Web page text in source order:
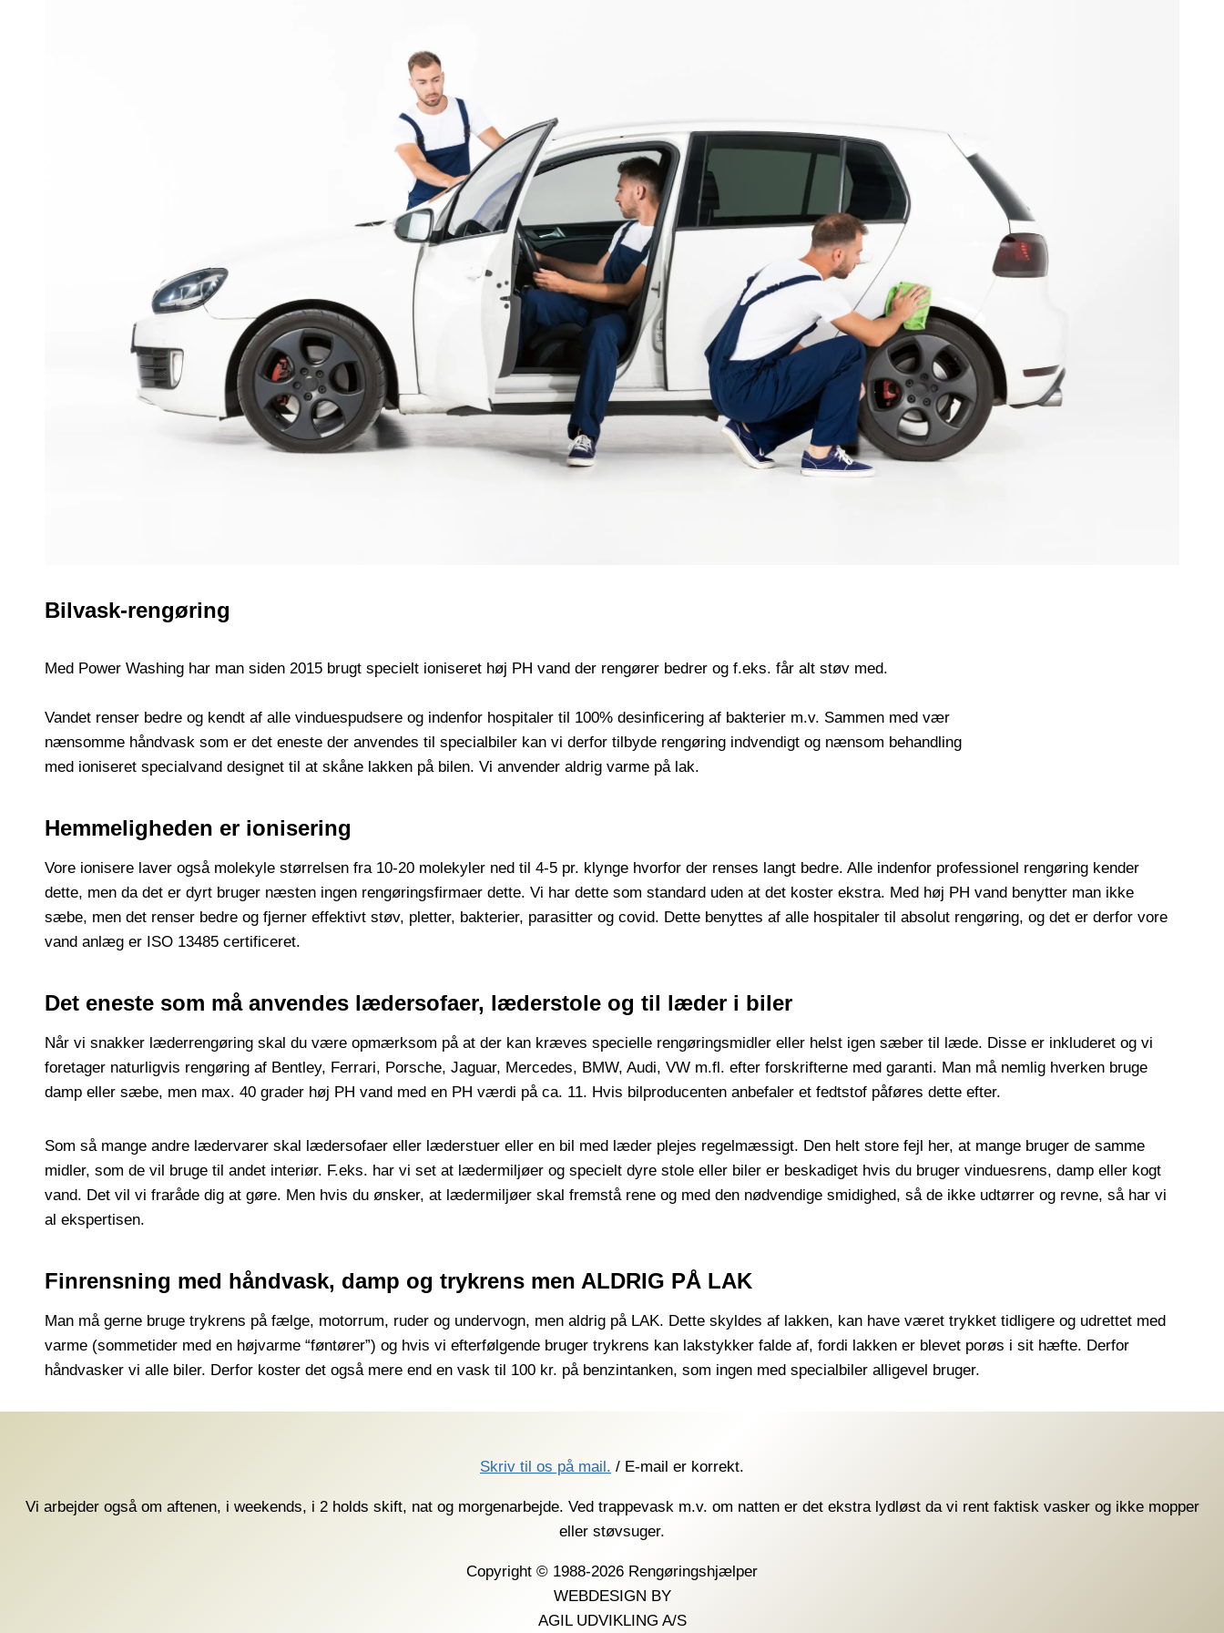
Bilvask-rengøring
Med Power Washing har man siden 2015 brugt specielt ioniseret høj PH vand der rengører bedrer og f.eks. får alt støv med.
Vandet renser bedre og kendt af alle vinduespudsere og indenfor hospitaler til 100% desinficering af bakterier m.v. Sammen med vær
nænsomme håndvask som er det eneste der anvendes til specialbiler kan vi derfor tilbyde rengøring indvendigt og nænsom behandling
med ioniseret specialvand designet til at skåne lakken på bilen. Vi anvender aldrig varme på lak.
Hemmeligheden er ionisering
Vore ionisere laver også molekyle størrelsen fra 10-20 molekyler ned til 4-5 pr. klynge hvorfor der renses langt bedre. Alle indenfor professionel rengøring kender
dette, men da det er dyrt bruger næsten ingen rengøringsfirmaer dette. Vi har dette som standard uden at det koster ekstra. Med høj PH vand benytter man ikke
sæbe, men det renser bedre og fjerner effektivt støv, pletter, bakterier, parasitter og covid. Dette benyttes af alle hospitaler til absolut rengøring, og det er derfor vore
vand anlæg er ISO 13485 certificeret.
Det eneste som må anvendes lædersofaer, læderstole og til læder i biler
Når vi snakker læderrengøring skal du være opmærksom på at der kan kræves specielle rengøringsmidler eller helst igen sæber til læde. Disse er inkluderet og vi
foretager naturligvis rengøring af Bentley, Ferrari, Porsche, Jaguar, Mercedes, BMW, Audi, VW m.fl. efter forskrifterne med garanti. Man må nemlig hverken bruge
damp eller sæbe, men max. 40 grader høj PH vand med en PH værdi på ca. 11. Hvis bilproducenten anbefaler et fedtstof påføres dette efter.
Som så mange andre lædervarer skal lædersofaer eller læderstuer eller en bil med læder plejes regelmæssigt. Den helt store fejl her, at mange bruger de samme
midler, som de vil bruge til andet interiør. F.eks. har vi set at lædermiljøer og specielt dyre stole eller biler er beskadiget hvis du bruger vinduesrens, damp eller kogt
vand. Det vil vi fraråde dig at gøre. Men hvis du ønsker, at lædermiljøer skal fremstå rene og med den nødvendige smidighed, så de ikke udtørrer og revne, så har vi
al ekspertisen.
Finrensning med håndvask, damp og trykrens men ALDRIG PÅ LAK
Man må gerne bruge trykrens på fælge, motorrum, ruder og undervogn, men aldrig på LAK. Dette skyldes af lakken, kan have været trykket tidligere og udrettet med
varme (sommetider med en højvarme “føntører”) og hvis vi efterfølgende bruger trykrens kan lakstykker falde af, fordi lakken er blevet porøs i sit hæfte. Derfor
håndvasker vi alle biler. Derfor koster det også mere end en vask til 100 kr. på benzintanken, som ingen med specialbiler alligevel bruger.
Skriv til os på mail. / E-mail er korrekt.
Vi arbejder også om aftenen, i weekends, i 2 holds skift, nat og morgenarbejde. Ved trappevask m.v. om natten er det ekstra lydløst da vi rent faktisk vasker og ikke mopper
eller støvsuger.
Copyright © 1988-2026 Rengøringshjælper
WEBDESIGN BY
AGIL UDVIKLING A/S